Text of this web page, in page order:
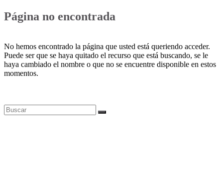
Página no encontrada
No hemos encontrado la página que usted está queriendo acceder.
Puede ser que se haya quitado el recurso que está buscando, se le
haya cambiado el nombre o que no se encuentre disponible en estos
momentos.